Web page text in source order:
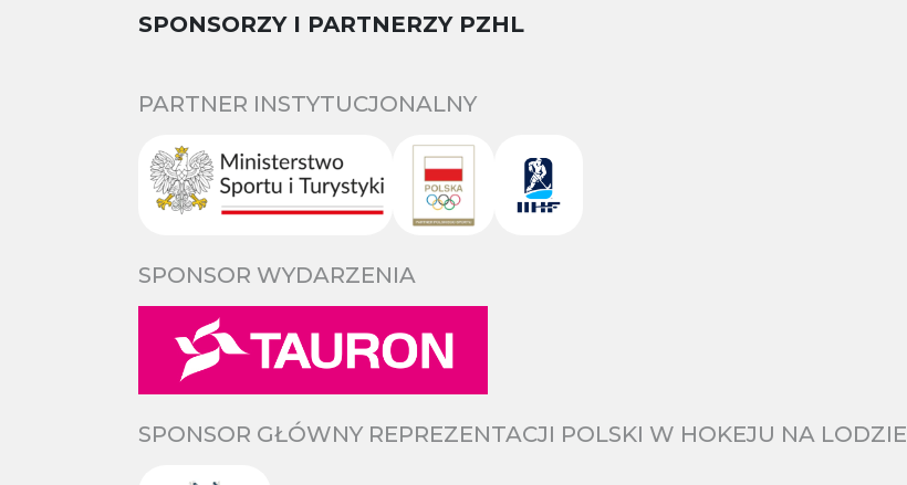
SPONSORZY I PARTNERZY PZHL
PARTNER INSTYTUCJONALNY
SPONSOR WYDARZENIA
SPONSOR GŁÓWNY REPREZENTACJI POLSKI W HOKEJU NA LODZIE